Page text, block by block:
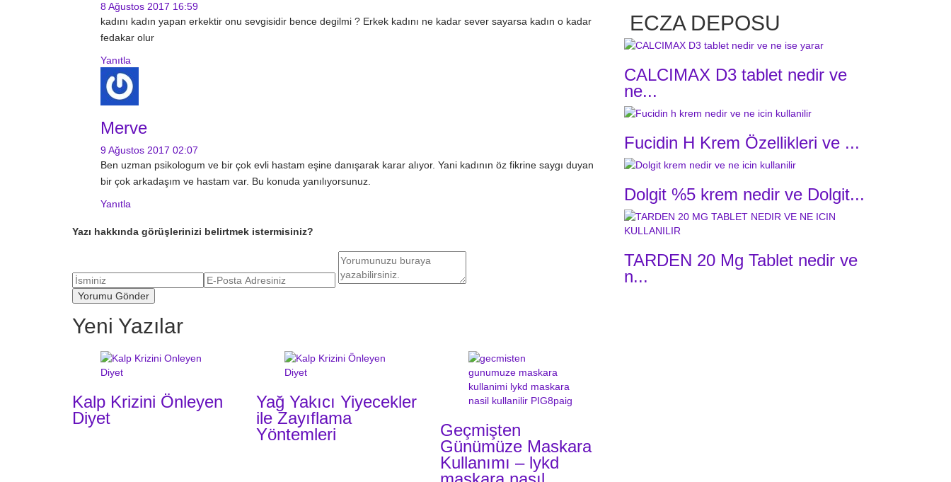
8 Ağustos 2017 16:59
kadını kadın yapan erkektir onu sevgisidir bence degilmi ? Erkek kadını ne kadar sever sayarsa kadın o kadar
fedakar olur
Yanıtla
Merve
9 Ağustos 2017 02:07
Ben uzman psikologum ve bir çok evli hastam eşine danışarak karar alıyor. Yani kadının öz fikrine saygı duyan
bir çok arkadaşım ve hastam var. Bu konuda yanılıyorsunuz.
Yanıtla
Yazı hakkında görüşlerinizi belirtmek istermisiniz?
Yeni Yazılar
Kalp Krizini Önleyen
Diyet
Yağ Yakıcı Yiyecekler
ile Zayıflama
Yöntemleri
Geçmişten
Günümüze Maskara
Kullanımı – lykd
ECZA DEPOSU
CALCIMAX D3 tablet nedir ve
ne...
Fucidin H Krem Özellikleri ve ...
Dolgit %5 krem nedir ve Dolgit...
TARDEN 20 Mg Tablet nedir ve
n...